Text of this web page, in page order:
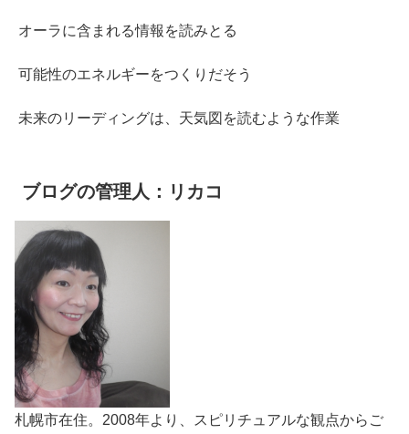
オーラに含まれる情報を読みとる
可能性のエネルギーをつくりだそう
未来のリーディングは、天気図を読むような作業
ブログの管理人：リカコ
札幌市在住。2008年より、スピリチュアルな観点からご